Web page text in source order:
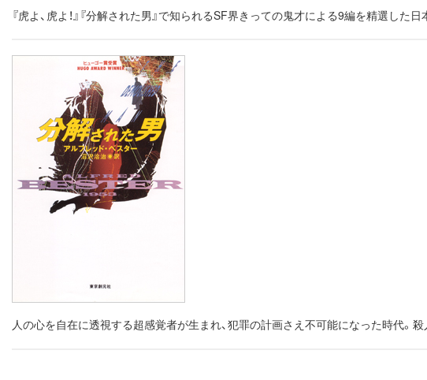
『虎よ、虎よ！』『分解された男』で知られるSF界きっての鬼才による9編を精選した
人の心を自在に透視する超感覚者が生まれ、犯罪の計画さえ不可能になった時代